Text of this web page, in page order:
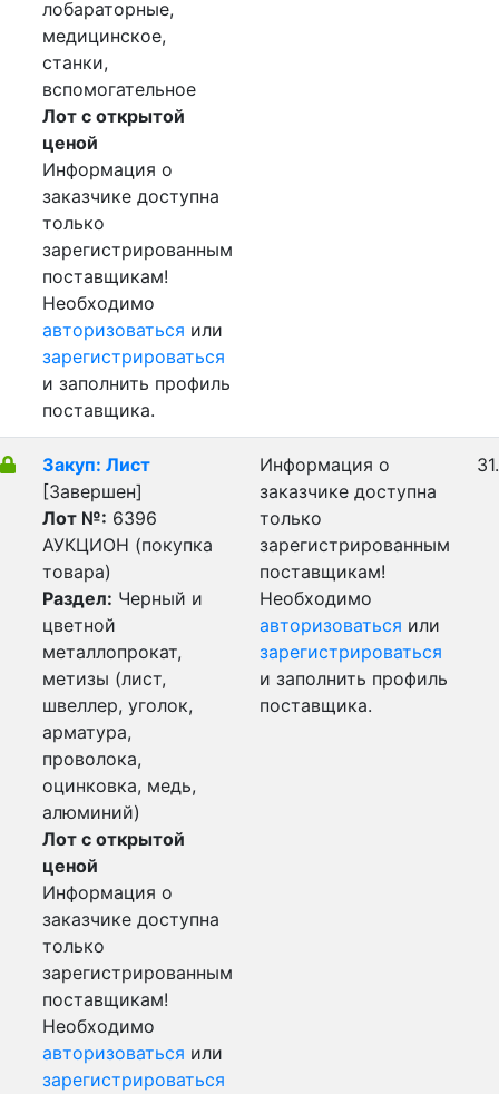
лобараторные,
медицинское,
станки,
вспомогательное
Лот с открытой
ценой
Информация о
заказчике доступна
только
зарегистрированным
поставщикам!
Необходимо
авторизоваться или
зарегистрироваться
и заполнить профиль
поставщика.
Закуп: Лист
[Завершен]
Лот №: 6396
АУКЦИОН (покупка
товара)
Раздел: Черный и
цветной
металлопрокат,
метизы (лист,
швеллер, уголок,
арматура,
проволока,
оцинковка, медь,
алюминий)
Лот с открытой
ценой
Информация о
заказчике доступна
только
зарегистрированным
поставщикам!
Необходимо
авторизоваться или
зарегистрироваться
Информация о
заказчике доступна
только
зарегистрированным
поставщикам!
Необходимо
авторизоваться или
зарегистрироваться
и заполнить профиль
поставщика.